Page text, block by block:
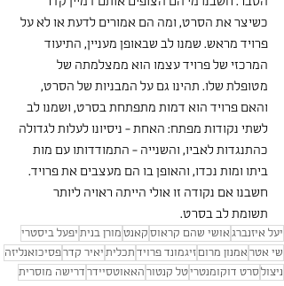
כשיצר את הסרט, ומה הם אמורים לדעת או לא על
פרויד מראש. שמנו לב שבאופן מעניין, התיעוד
המרכזי של פרויד עצמו הוא ממצלמתה של
מטופלת שלו. תהינו גם על המבניות של הסרט,
והאם פרויד הוא דמות מתפתחת בסרט, ושמנו לב
לשתי נקודות מפתח: האחת - ניסיונו לעלות לגדולה
כהתנגדות לאביו, והשנייה - התמודדותו עם מות
ביתו ומות נכדו, והאופן בו הם מעצבים את פרויד.
חשבנו אם נקודה זו אולי הייתה ראויה ליותר
תשומת לב בסרט.
יעל איזנברגאושי שהם קראוס קאנט מורן בנית יפעל ביסטרי
שי אטראמנון מרוםזיגמונד פרויד תכלית יאיר קדרפסיכואנליזה
ניצול סרט דוקומנטריטל קנטור האאוטסיידר דרישה מוסרית